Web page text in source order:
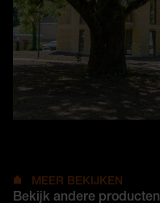
MEER BEKIJKEN
Bekijk andere producten